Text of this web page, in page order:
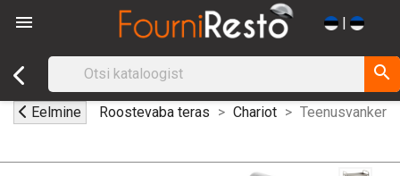
 |
search
Eelmine Roostevaba teras Chariot Teenusvanker